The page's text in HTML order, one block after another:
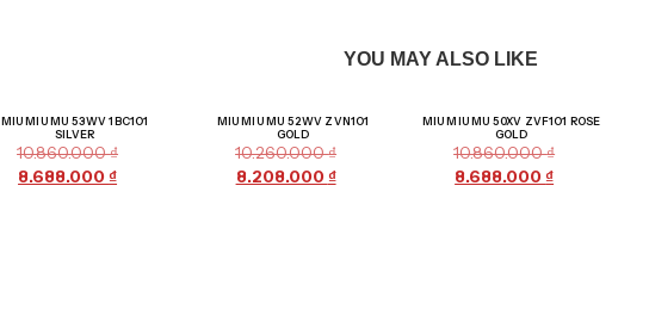
YOU MAY ALSO LIKE
MIU MIU MU 53WV 1BC1O1
SILVER
10.860.000₫
8.688.000₫
MIU MIU MU 52WV ZVN1O1
GOLD
10.260.000₫
8.208.000 ₫
MIU MIU MU 50XV ZVF1O1 ROSE
GOLD
10.860.000₫
8.688.000₫